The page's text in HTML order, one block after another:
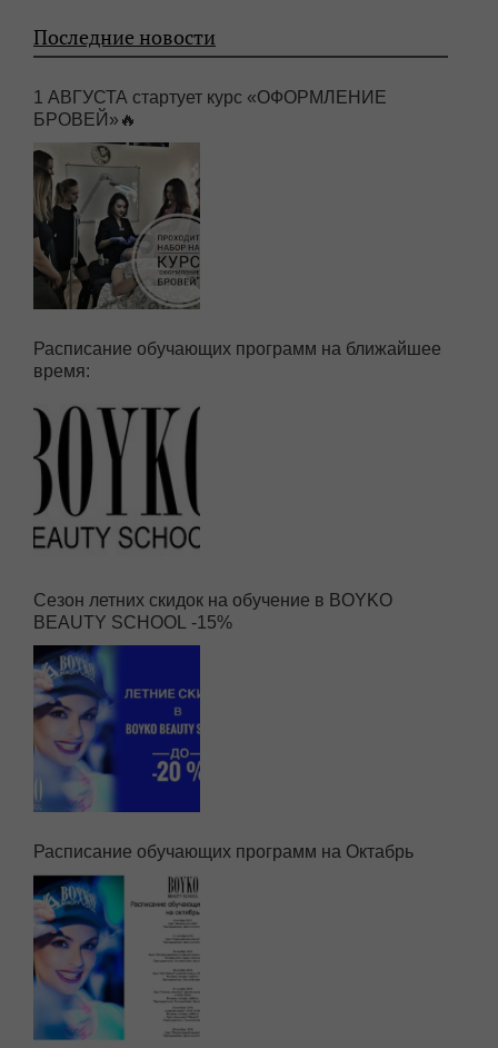
Последние новости
1 АВГУСТА стартует курс «ОФОРМЛЕНИЕ
БРОВЕЙ»🔥
Расписание обучающих программ на ближайшее
время:
Сезон летних скидок на обучение в BOYKO
BEAUTY SCHOOL -15%
Расписание обучающих программ на Октабрь